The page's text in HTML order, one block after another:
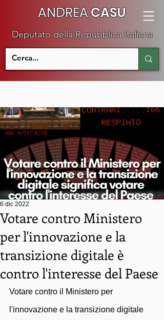
ANDREACASU
Deputato della Repubblica Italiana
Votare contro Ministero
per l'innovazione e la
transizione digitale è
contro l'interesse del Paese
6 dic 2022
Votare contro il Ministero per
l'innovazione e la transizione digitale